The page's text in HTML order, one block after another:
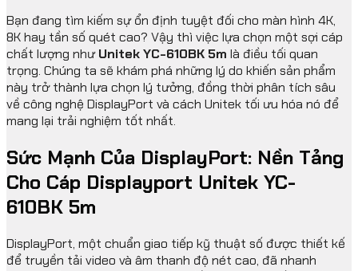
Bạn đang tìm kiếm sự ổn định tuyệt đối cho màn hình 4K,
8K hay tần số quét cao? Vậy thì việc lựa chọn một sợi cáp
chất lượng nhưUnitek YC-610BK 5m là điều tối quan
trọng. Chúng ta sẽ khám phá những lý do khiến sản phẩm
này trở thành lựa chọn lý tưởng, đồng thời phân tích sâu
về công nghệ DisplayPort và cách Unitek tối ưu hóa nó để
mang lại trải nghiệm tốt nhất.
Sức Mạnh Của DisplayPort: Nền Tảng
Cho Cáp Displayport Unitek YC-
610BK 5m
DisplayPort, một chuẩn giao tiếp kỹ thuật số được thiết kế
để truyền tải video và âm thanh độ nét cao, đã nhanh